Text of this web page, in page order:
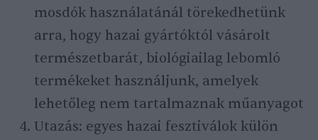
mosdók használatánál törekedhetünk
arra, hogy hazai gyártóktól vásárolt
természetbarát, biológiailag lebomló
termékeket használjunk, amelyek
lehetőleg nem tartalmaznak műanyagot
Utazás: egyes hazai fesztiválok külön